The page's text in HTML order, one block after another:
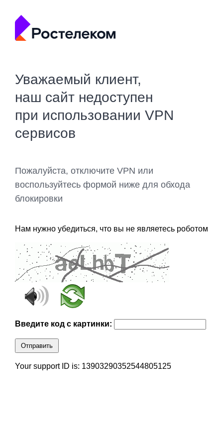
Уважаемый клиент,
наш сайт недоступен
при использовании VPN
сервисов
Пожалуйста, отключите VPN или
воспользуйтесь формой ниже для обхода
блокировки
Нам нужно убедиться, что вы не являетесь роботом
Введите код с картинки:
Отправить
Your support ID is: 13903290352544805125